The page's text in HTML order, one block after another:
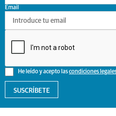
He leído y acepto lascondiciones
Email
SUSCRÍBETE